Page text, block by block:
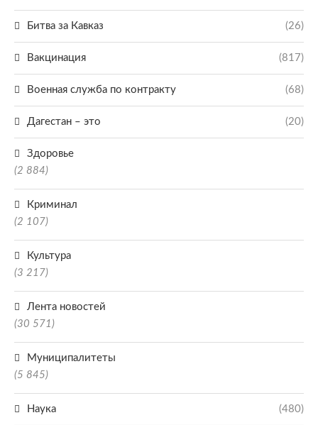
Битва за Кавказ (26)
Вакцинация (817)
Военная служба по контракту (68)
Дагестан – это (20)
Здоровье
(2 884)
Криминал
(2 107)
Культура
(3 217)
Лента новостей
(30 571)
Муниципалитеты
(5 845)
Наука (480)